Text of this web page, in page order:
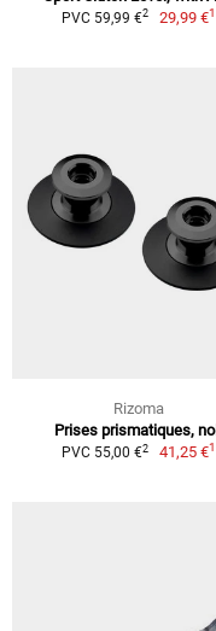
PVC 59,99 €2 29,99 €1
Rizoma
Prises prismatiques,
PVC 55,00 €2 41,25 €1